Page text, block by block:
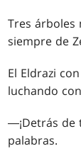
Tres árboles
siempre de
El Eldrazi
luchando
―¡Detrás de
palabras.